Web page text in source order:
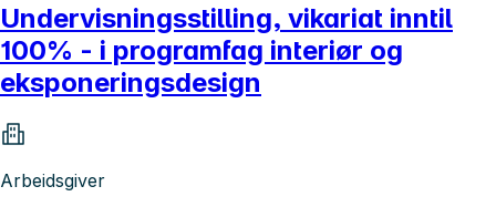
Undervisningsstilling, vikariat inntil
100% - i programfag interiør og
eksponeringsdesign
Arbeidsgiver